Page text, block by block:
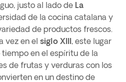
justo al lado de La
de la cocina catalana y
de productos frescos.
vez en el siglo XIII, este lugar
en el espíritu de la
de frutas y verduras con los
en un destino de